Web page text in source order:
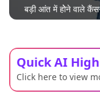
बड़ी आंत में होेने वाले
Quick AI
Click here to view